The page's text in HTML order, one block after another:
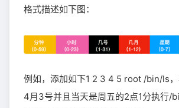
格式描述如下图：
例如，添加如下1 2 3 4 5 root /bin/ls
4月3号并且当天是周五的2点1分执行/